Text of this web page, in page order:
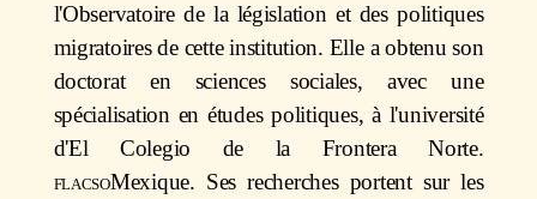
l'Observatoire de la législation et des politiques
migratoires de cette institution. Elle a obtenu son
doctorat en sciences sociales, avec une
spécialisation en études politiques, à l'université
d'El Colegio de la Frontera Norte.
flacsoMexique. Ses recherches portent sur les